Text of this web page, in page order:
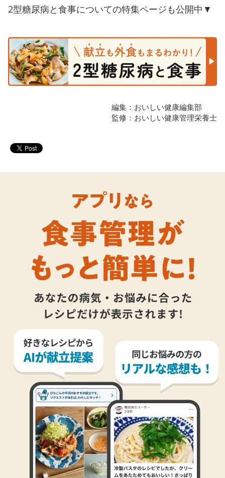
2型糖尿病と食事についての特集ページも公開中▼
編集：おいしい健康編集部
監修：おいしい健康管理栄養士